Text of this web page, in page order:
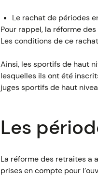
Le rachat de périodes
Pour rappel, la réforme
Les conditions de ce
Ainsi, les sportifs de haut
lesquelles ils ont été
juges sportifs de haut
Les
La réforme des retraites a
prises en compte pour